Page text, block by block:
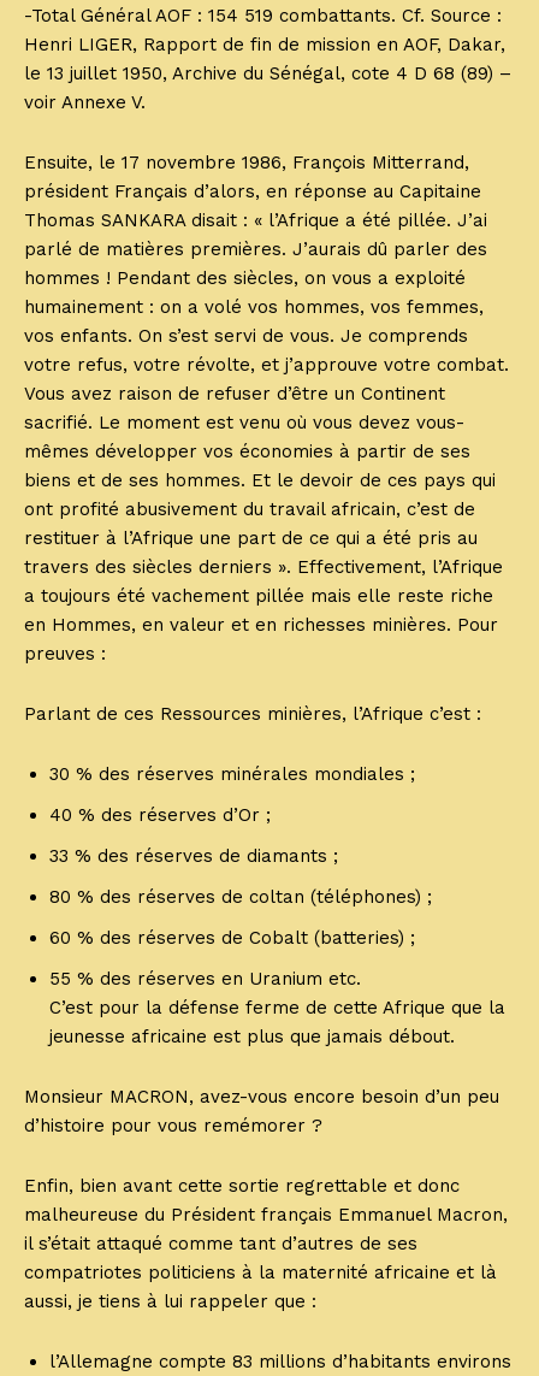
-Total Général AOF : 154 519 combattants. Cf. Source :
Henri LIGER, Rapport de fin de mission en AOF, Dakar,
le 13 juillet 1950, Archive du Sénégal, cote 4 D 68 (89) –
voir Annexe V.
Ensuite, le 17 novembre 1986, François Mitterrand,
président Français d’alors, en réponse au Capitaine
Thomas SANKARA disait : « l’Afrique a été pillée. J’ai
parlé de matières premières. J’aurais dû parler des
hommes ! Pendant des siècles, on vous a exploité
humainement : on a volé vos hommes, vos femmes,
vos enfants. On s’est servi de vous. Je comprends
votre refus, votre révolte, et j’approuve votre combat.
Vous avez raison de refuser d’être un Continent
sacrifié. Le moment est venu où vous devez vous-
mêmes développer vos économies à partir de ses
biens et de ses hommes. Et le devoir de ces pays qui
ont profité abusivement du travail africain, c’est de
restituer à l’Afrique une part de ce qui a été pris au
travers des siècles derniers ». Effectivement, l’Afrique
a toujours été vachement pillée mais elle reste riche
en Hommes, en valeur et en richesses minières. Pour
preuves :
Parlant de ces Ressources minières, l’Afrique c’est :
30 % des réserves minérales mondiales ;
40 % des réserves d’Or ;
33 % des réserves de diamants ;
80 % des réserves de coltan (téléphones) ;
60 % des réserves de Cobalt (batteries) ;
55 % des réserves en Uranium etc.
C’est pour la défense ferme de cette Afrique que la
jeunesse africaine est plus que jamais débout.
Monsieur MACRON, avez-vous encore besoin d’un peu
d’histoire pour vous remémorer ?
Enfin, bien avant cette sortie regrettable et donc
malheureuse du Président français Emmanuel Macron,
il s’était attaqué comme tant d’autres de ses
compatriotes politiciens à la maternité africaine et là
aussi, je tiens à lui rappeler que :
l’Allemagne compte 83 millions d’habitants environs